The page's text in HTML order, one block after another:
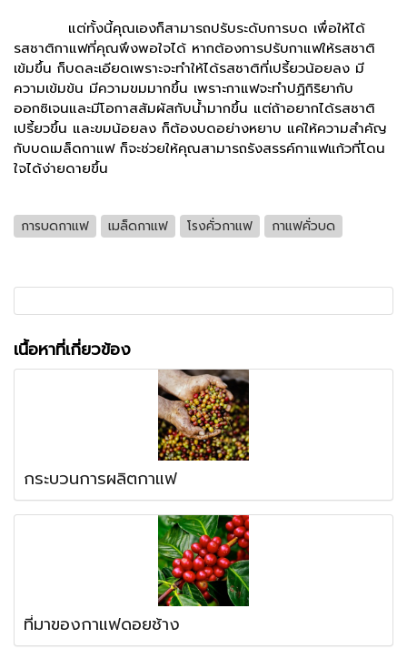
แต่ทั้งนี้คุณเองก็สามารถปรับระดับการบด เพื่อให้ได้
รสชาติกาแฟที่คุณพึงพอใจได้ หากต้องการปรับกาแฟให้รสชาติ
เข้มขึ้น ก็บดละเอียดเพราะจะทำให้ได้รสชาติที่เปรี้ยวน้อยลง มี
ความเข้มข้น มีความขมมากขึ้น เพราะกาแฟจะทำปฏิกิริยากับ
ออกซิเจนและมีโอกาสสัมผัสกับน้ำมากขึ้น แต่ถ้าอยากได้รสชาติ
เปรี้ยวขึ้น และขมน้อยลง ก็ต้องบดอย่างหยาบ แค่ให้ความสำคัญ
กับบดเมล็ดกาแฟ ก็จะช่วยให้คุณสามารถรังสรรค์กาแฟแก้วที่โดน
ใจได้ง่ายดายขึ้น
การบดกาแฟ เมล็ดกาแฟ โรงคั่วกาแฟ กาแฟคั่วบด
เนื้อหาที่เกี่ยวข้อง
กระบวนการผลิตกาแฟ
ที่มาของกาแฟดอยช้าง